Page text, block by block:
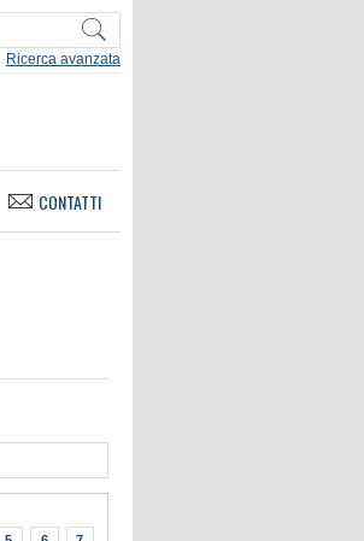
Ricerca avanzata
CONTATTI